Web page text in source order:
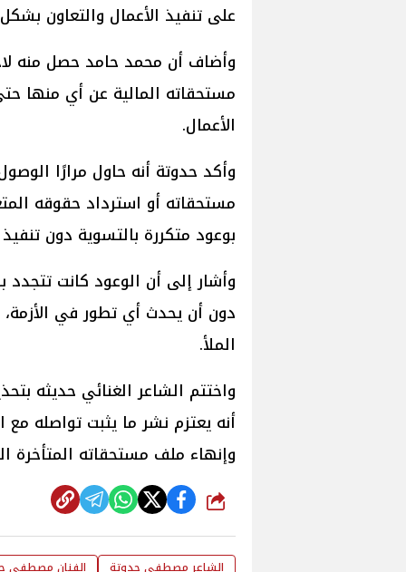
على تنفيذ الأعمال والتعاون
وأضاف أن محمد حامد حصل منه
مستحقاته المالية عن أي منها
الأعمال.
وأكد حدوتة أنه حاول مرارًا
مستحقاته أو استرداد حقوقه
بوعود متكررة بالتسوية دون
وأشار إلى أن الوعود كانت
دون أن يحدث أي تطور في
الملأ.
واختتم الشاعر الغنائي حديثه
أنه يعتزم نشر ما يثبت تواصله مع
وإنهاء ملف مستحقاته المتأخرة
شارك
الشاعر مصطفى حدوتة
الفنان مصطفى